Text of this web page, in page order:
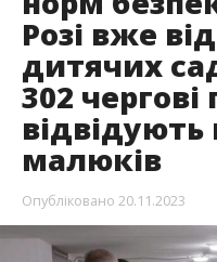
Розі вже
дитячих
302 чергові
малюків
Опубліковано 20.11.2023